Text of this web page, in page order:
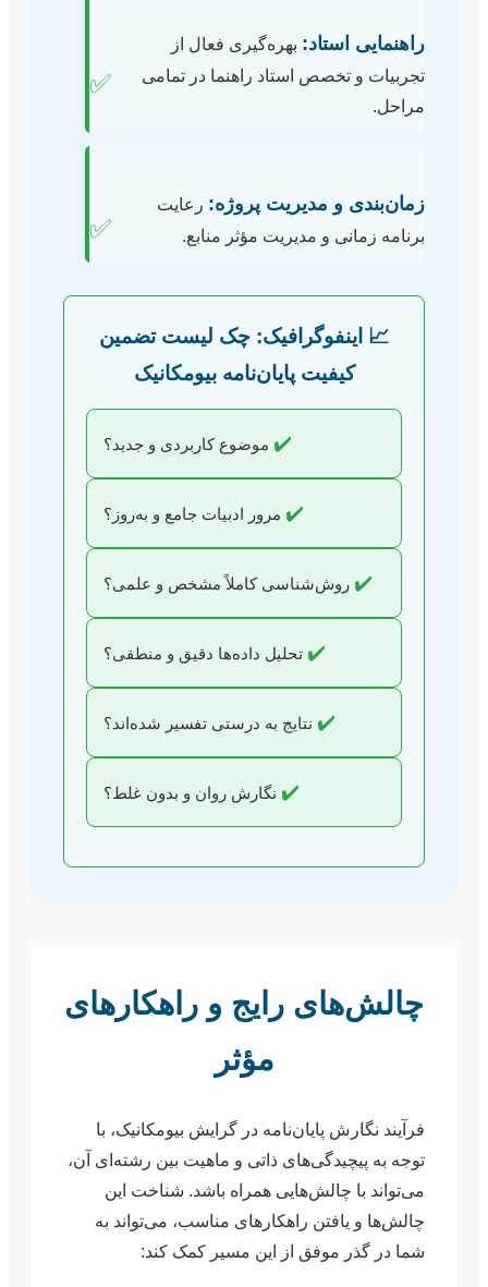
✅
راهنمایی استاد: بهره‌گیری فعال از
تجربیات و تخصص استاد راهنما در تمامی
مراحل.
✅
زمان‌بندی و مدیریت پروژه: رعایت
برنامه زمانی و مدیریت مؤثر منابع.
📈 اینفوگرافیک: چک لیست تضمین
کیفیت پایان‌نامه بیومکانیک
✔️ موضوع کاربردی و جدید؟
✔️ مرور ادبیات جامع و به‌روز؟
✔️ روش‌شناسی کاملاً مشخص و علمی؟
✔️ تحلیل داده‌ها دقیق و منطقی؟
✔️ نتایج به درستی تفسیر شده‌اند؟
✔️ نگارش روان و بدون غلط؟
چالش‌های رایج و راهکارهای
مؤثر
فرآیند نگارش پایان‌نامه در گرایش بیومکانیک، با
توجه به پیچیدگی‌های ذاتی و ماهیت بین رشته‌ای آن،
می‌تواند با چالش‌هایی همراه باشد. شناخت این
چالش‌ها و یافتن راهکارهای مناسب، می‌تواند به
شما در گذر موفق از این مسیر کمک کند: